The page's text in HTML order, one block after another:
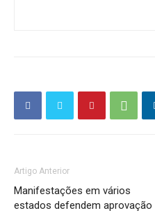
Artigo Anterior
Manifestações em vários
estados defendem aprovação